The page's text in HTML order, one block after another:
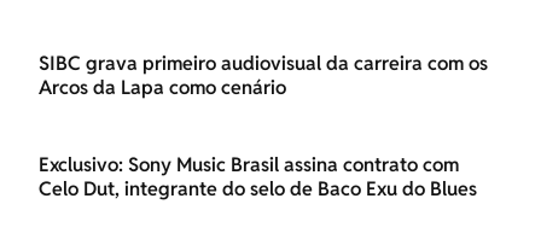
SIBC grava primeiro audiovisual da carreira com os
Arcos da Lapa como cenário
Exclusivo: Sony Music Brasil assina contrato com
Celo Dut, integrante do selo de Baco Exu do Blues